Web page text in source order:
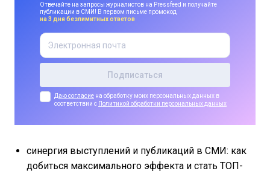
Отвечайте на запросы журналистов на Pressfeed и получайте
публикации в СМИ! В первом письме промокод
на 3 дня безлимитных ответов
Даю согласие на обработку моих персональных данных в
соответствии с Политикой обработки персональных данных
синергия выступлений и публикаций в СМИ: как
добиться максимального эффекта и стать ТОП-